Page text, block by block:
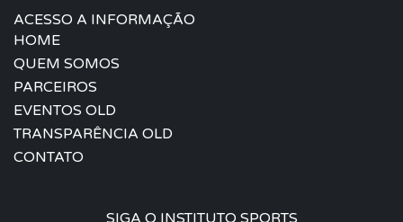
ACESSO A INFORMAÇÃO
HOME
QUEM SOMOS
PARCEIROS
EVENTOS OLD
TRANSPARÊNCIA OLD
CONTATO
SIGA O INSTITUTO SPORTS